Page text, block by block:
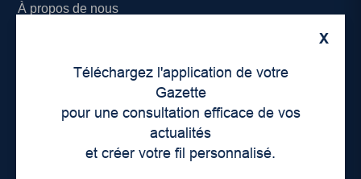
X
Téléchargez l'application de votre
Gazette
pour une consultation efficace de vos
actualités
et créer votre fil personnalisé.
À propos de nous
Lieux de distribution